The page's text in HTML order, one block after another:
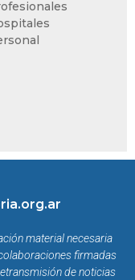
material necesaria
firmadas
de noticias